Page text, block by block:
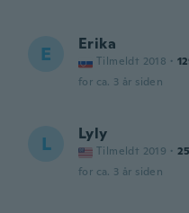
E Erika
Tilmeldt 2018 ·
for ca. 3 år siden
L Lyly
Tilmeldt 2019 ·
for ca. 3 år siden